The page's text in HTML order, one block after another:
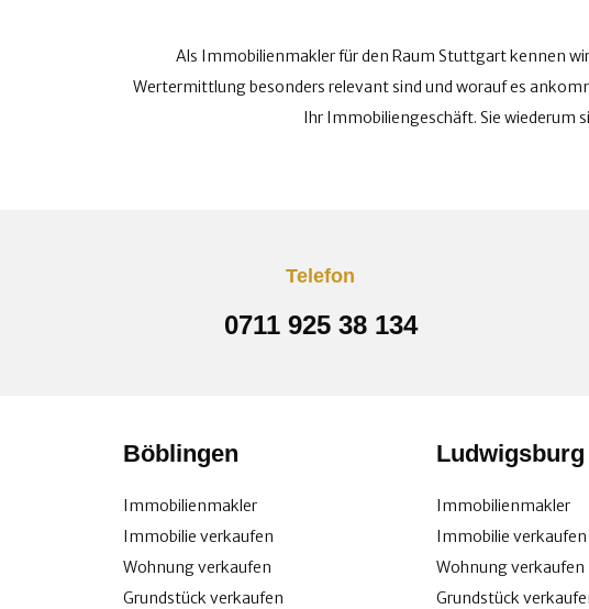
Als Immobilienmakler für den Raum Stuttgart kennen
Wertermittlung besonders relevant sind und worauf es
Ihr Immobiliengeschäft. Sie wiederum
Telefon
0711 925 38 134
Böblingen
Immobilienmakler
Immobilie verkaufen
Wohnung verkaufen
Grundstück verkaufen
Ludwigsburg
Immobilienmakler
Immobilie verkaufen
Wohnung verkaufen
Grundstück